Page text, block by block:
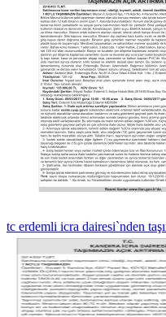
tc erdemli icra dairesi`nden